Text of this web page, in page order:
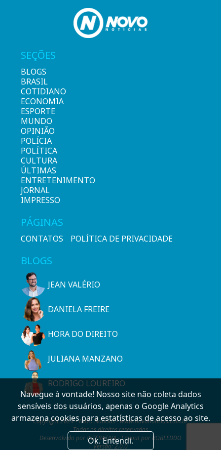
SEÇÕES
BLOGS
BRASIL
COTIDIANO
ECONOMIA
ESPORTE
MUNDO
OPINIÃO
POLÍCIA
POLÍTICA
CULTURA
ÚLTIMAS
ENTRETENIMENTO
JORNAL
IMPRESSO
PÁGINAS
CONTATOS POLÍTICA DE PRIVACIDADE
BLOGS
JEAN VALÉRIO
DANIELA FREIRE
HORA DO DIREITO
JULIANA MANZANO
RODRIGO LOUREIRO
Copyright 2024 - Novo Notícias - www.novonoticias.com.br
Todos os direitos reservados
Desenvolvido por INTERATIVA - Layout por ROBLEDDO
Versão: 2.0.0
Navegue à vontade! Nosso site não coleta dados
sensíveis dos usuários, apenas o Google Analytics
armazena cookies para estatísticas de acesso ao site.
Ok. Entendi.